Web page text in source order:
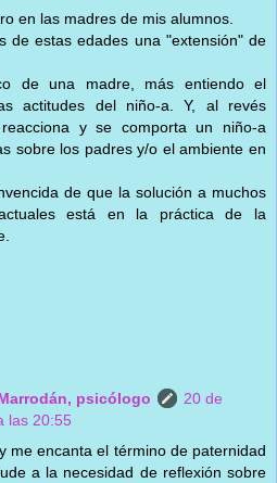
en las madres de mis alumnos.
de estas edades una "extensión" de
de una madre, más entiendo el
actitudes del niño-a. Y, al revés
y se comporta un niño-a
sobre los padres y/o el ambiente en
de que la solución a muchos
está en la práctica de la
psicólogo
20 de
las 20:55
me encanta el término de paternidad
a la necesidad de reflexión sobre